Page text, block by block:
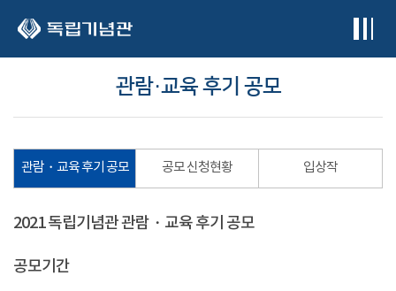
관람・교육 후기 공모
관람・교육 후기 공모 공모 신청현황 입상작
2021 독립기념관 관람・교육 후기 공모
공모기간